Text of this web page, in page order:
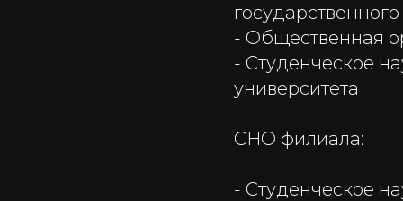
- Общественная
- Студенческое
университета
СНО филиала:
- Студенческое